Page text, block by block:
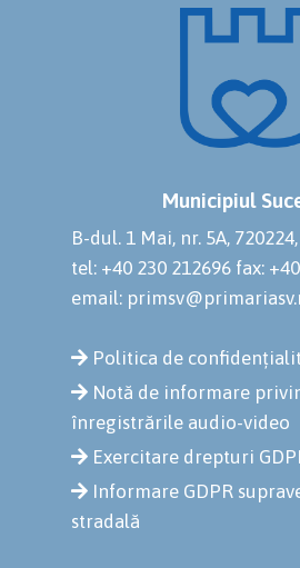
Municipiul
B-dul. 1 Mai, nr. 5A,
tel: +40 230 212696 fax:
email:
Politica de
Notă de informare
înregistrările audio-video
Exercitare drepturi
Informare GDPR
stradală